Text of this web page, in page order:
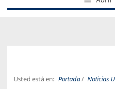
Usted está en: Portada/ Noticias